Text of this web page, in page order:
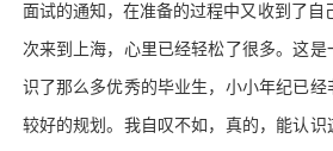
面试的通知，在准备的过程中又收到了
次来到上海，心里已经轻松了很多。这是
识了那么多优秀的毕业生，小小年纪已
较好的规划。我自叹不如，真的，能认